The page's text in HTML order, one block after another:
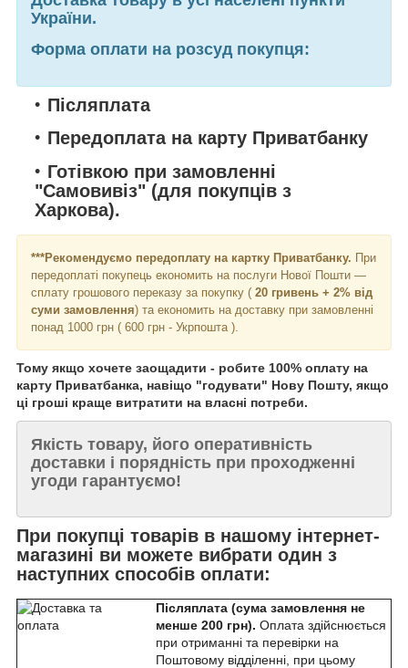
України.
Форма оплати на розсуд покупця:
Післяплата
Передоплата на карту Приватбанку
Готівкою при замовленні
"Самовивіз" (для покупців з
Харкова).
***Рекомендуємо передоплату на картку Приватбанку. При
передоплаті покупець економить на послуги Нової Пошти ―
сплату грошового переказу за покупку ( 20 гривень + 2% від
суми замовлення) та економить на доставку при замовленні
понад 1000 грн ( 600 грн - Укрпошта ).
Тому якщо хочете заощадити - робите 100% оплату на
карту Приватбанка, навіщо "годувати" Нову Пошту, якщо
ці гроші краще витратити на власні потреби.
Якість товару, його оперативність
доставки і порядність при проходженні
угоди гарантуємо!
При покупці товарів в нашому інтернет-
магазині ви можете вибрати один з
наступних способів оплати:
Післяплата (сума замовлення не
менше 200 грн). Оплата здійснюється
при отриманні та перевірки на
Поштовому відділенні, при цьому